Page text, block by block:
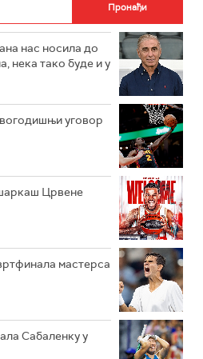
нас носила до
нека тако буде и у
уговор
Црвене
мастерса
Сабаленку у